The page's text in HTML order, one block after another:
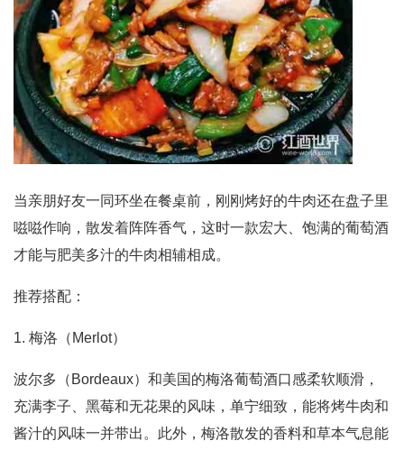
当亲朋好友一同环坐在餐桌前，刚刚烤好的牛肉还在盘子里
嗞嗞作响，散发着阵阵香气，这时一款宏大、饱满的葡萄酒
才能与肥美多汁的牛肉相辅相成。
推荐搭配：
1. 梅洛（Merlot）
波尔多（Bordeaux）和美国的梅洛葡萄酒口感柔软顺滑，
充满李子、黑莓和无花果的风味，单宁细致，能将烤牛肉和
酱汁的风味一并带出。此外，梅洛散发的香料和草本气息能